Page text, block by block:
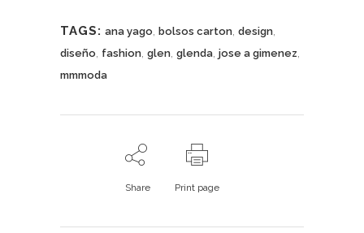
TAGS: ana yago bolsos carton design
diseño fashion glen glenda jose a gimenez
mmmoda
Share Print page